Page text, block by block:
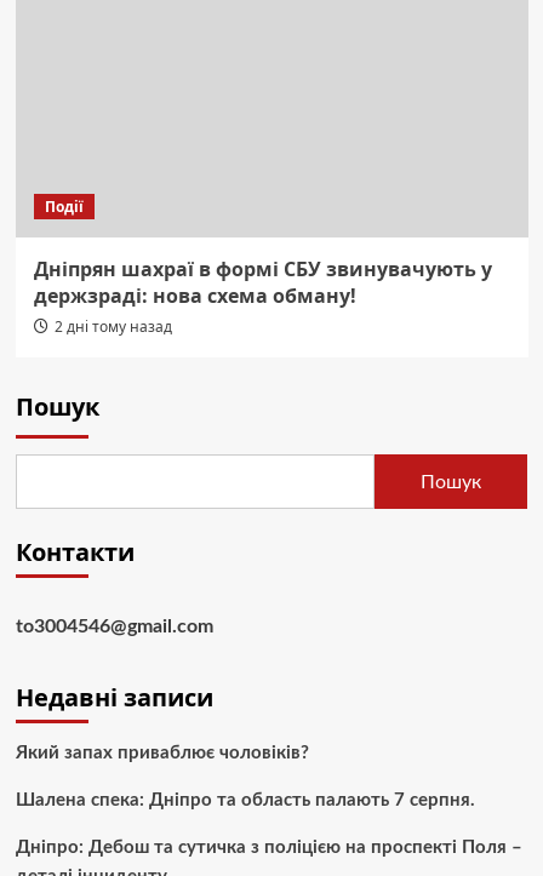
Події
Дніпрян шахраї в формі СБУ звинувачують у
держзраді: нова схема обману!
2 дні тому назад
Пошук
Пошук
Контакти
to3004546@gmail.com
Недавні записи
Який запах приваблює чоловіків?
Шалена спека: Дніпро та область палають 7 серпня.
Дніпро: Дебош та сутичка з поліцією на проспекті Поля –